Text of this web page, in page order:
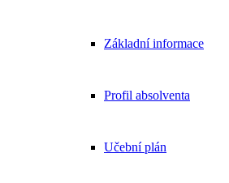
Základní informace
Profil absolventa
Učební plán